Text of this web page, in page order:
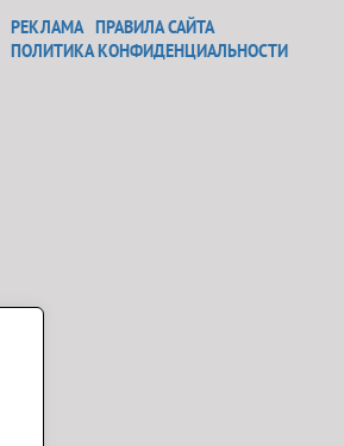
РЕКЛАМА ПРАВИЛА САЙТА
ПОЛИТИКА КОНФИДЕНЦИАЛЬНОСТИ